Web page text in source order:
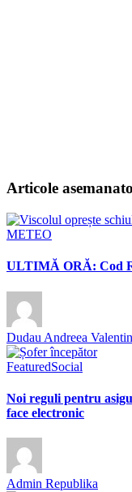
Articole
METEO
ULTIMĂ ORĂ: Cod
Dudau Andreea
FeaturedSocial
Noi reguli pentru
face electronic
Admin Republika